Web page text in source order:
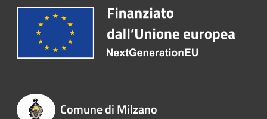
Comune di Milzano